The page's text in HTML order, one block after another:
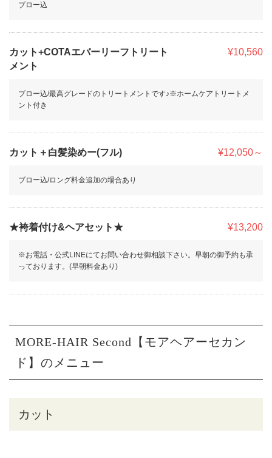
ブロー込
カット+COTAエバーリーフトリート
メント
¥10,560
ブロー込/最高グレードのトリートメントです♪※ホームケアトリートメ
ント付き
カット＋白髪染めー(フル) ¥12,050～
ブロー込/ロング料金追加の場合あり
★袴着付け&ヘアセット★ ¥13,200
※お電話・公式LINEにてお問い合わせ御相談下さい。早朝の御予約も承
っております。(早朝料金あり)
MORE-HAIR Second【モアヘアーセカン
ド】のメニュー
カット